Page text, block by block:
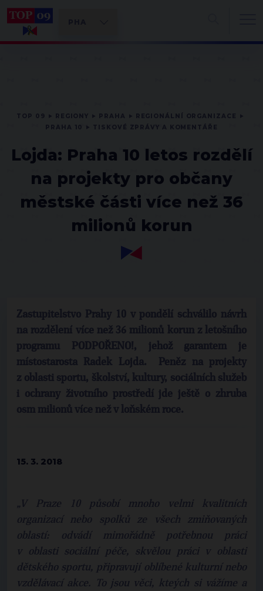
Lojda: Praha 10 letos rozdělí
na projekty pro občany
městské části více než 36
milionů korun
Zastupitelstvo Prahy 10 v pondělí schválilo návrh
na rozdělení více než 36 milionů korun z letošního
programu PODPOŘENO!, jehož garantem je
místostarosta Radek Lojda. Peněz na projekty
z oblasti sportu, školství, kultury, sociálních služeb
i ochrany životního prostředí jde ještě o zhruba
osm milionů více než v loňském roce.
15. 3. 2018
„V Praze 10 působí mnoho velmi kvalitních
organizací nebo spolků ze všech zmiňovaných
oblastí: odvádí mimořádně potřebnou práci
v oblasti sociální péče, skvělou práci v oblasti
dětského sportu, připravují oblíbené kulturní nebo
vzdělávací akce. To jsou věci, kteých si vážíme a